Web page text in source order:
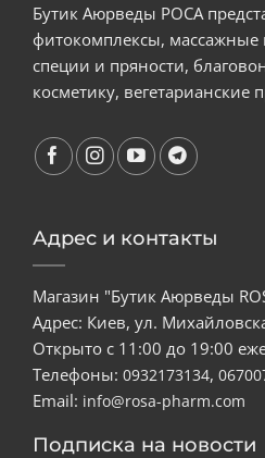
Бутик Аюрведы РОСА
фитокомплексы,
специи и пряности,
косметику, вегетарианские
Адрес и контакты
Магазин "Бутик Аюрведы
Адрес: Киев, ул.
Открыто с 11:00 до 19:00
Телефоны: 0932173134,
Email: info@rosa-pharm.com
Подписка на новости